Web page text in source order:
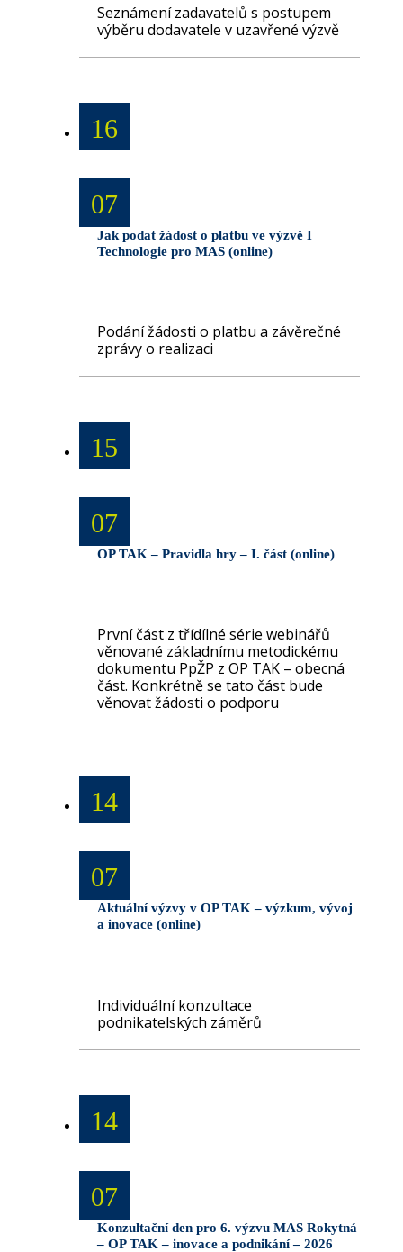
Seznámení zadavatelů s postupem
výběru dodavatele v uzavřené výzvě
16
07
Jak podat žádost o platbu ve výzvě I
Technologie pro MAS (online)
Podání žádosti o platbu a závěrečné
zprávy o realizaci
15
07
OP TAK – Pravidla hry – I. část (online)
První část z třídílné série webinářů
věnované základnímu metodickému
dokumentu PpŽP z OP TAK – obecná
část. Konkrétně se tato část bude
věnovat žádosti o podporu
14
07
Aktuální výzvy v OP TAK – výzkum, vývoj
a inovace (online)
Individuální konzultace
podnikatelských záměrů
14
07
Konzultační den pro 6. výzvu MAS Rokytná
– OP TAK – inovace a podnikání – 2026